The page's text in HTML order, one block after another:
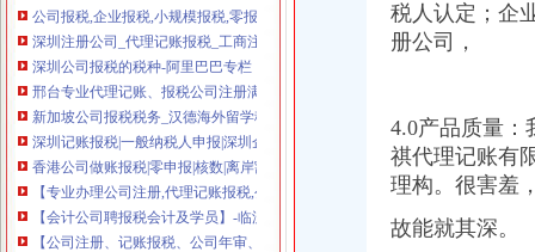
深圳注册公司_代理记账报税_工商注册_商标注册_同兴财税-专注于企
深圳公司报税的税种-阿里巴巴专栏
邢台专业代理记账、报税公司注册满意服务-邢台58同城
新加坡公司报税税务_汉德海外留学移民咨询
深圳记账报税|一般纳税人申报|深圳企业注册|深圳企业纳税申报-深圳市
香港公司做账报税|零申报|核数|离岸豁免
【专业办理公司注册,代理记账报税,公司信息变更】-惠淡水易登网
【会计公司聘报税会计及学员】-临沂兰山易登网
【公司注册、记账报税、公司年审、代写商业计划书】-塘厦莆心湖易
厦门公司记帐报税|厦门代办公司注册设立|厦门财务咨询|厦门公司注册_
税人认定；企
册公司，
4.0产品质量：
祺代理记账有
理构。很害羞
故能就其深。